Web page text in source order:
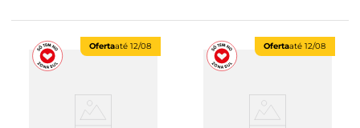
Ofertaaté 12/08 Ofertaaté 12/08